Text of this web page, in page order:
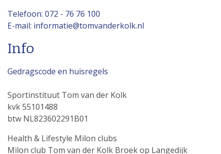
Telefoon: 072 - 76 76 100
E-mail: informatie@tomvanderkolk.nl
Info
Gedragscode en huisregels
Sportinstituut Tom van der Kolk
kvk 55101488
btw NL823602291B01
Health & Lifestyle Milon clubs
Milon club Tom van der Kolk Broek op Langedijk